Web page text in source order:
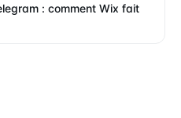
: comment Wix fait